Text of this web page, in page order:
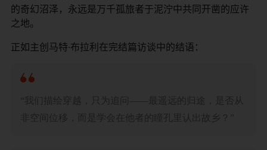
的奇幻沼泽，永远是万千孤旅者于泥泞中共同开凿的应许
之地。
正如主创马特·布拉利在完结篇访谈中的结语：
“我们描绘穿越，只为追问——最遥远的归途，是否从
非空间位移，而是学会在他者的瞳孔里认出故乡？”